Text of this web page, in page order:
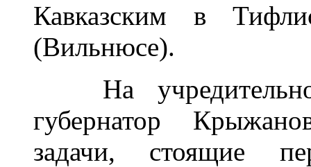
Кавказским в
На
губернатор
задачи, стоящие